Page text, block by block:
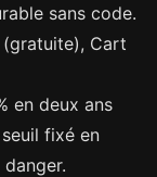
sans code.
Cart
en deux ans
fixé en